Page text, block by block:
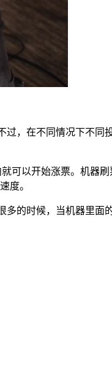
，在不同情况下不同
可以开始涨票。机器
度。
的时候，当机器里面